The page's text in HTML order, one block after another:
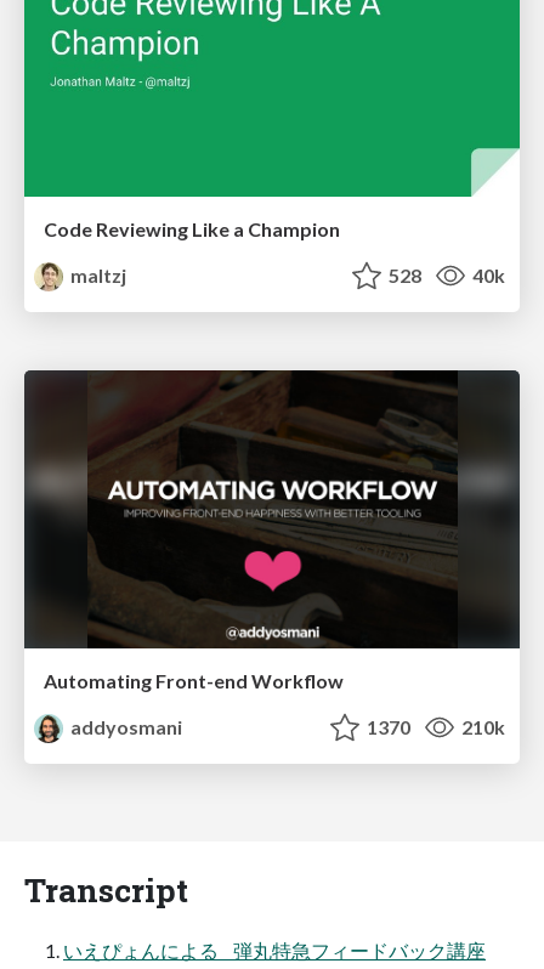
Code Reviewing Like a Champion
maltzj
528 40k
Automating Front-end Workflow
addyosmani
1370 210k
Transcript
いえぴょんによる 弾丸特急フィードバック講座